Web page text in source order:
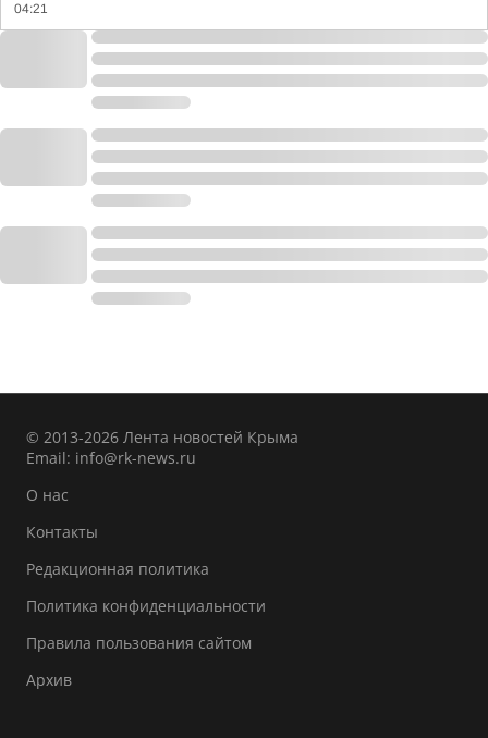
04:21
© 2013-2026 Лента новостей Крыма
Email: info@rk-news.ru
О нас
Контакты
Редакционная политика
Политика конфиденциальности
Правила пользования сайтом
Архив